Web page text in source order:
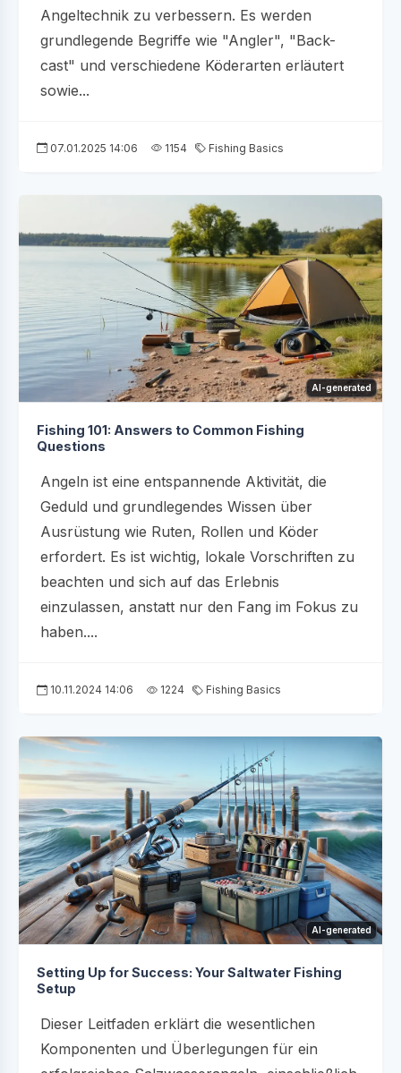
Angeltechnik zu verbessern. Es werden
grundlegende Begriffe wie "Angler", "Back-
cast" und verschiedene Köderarten erläutert
sowie...
07.01.2025 14:06 1154 Fishing Basics
AI-generated
Fishing 101: Answers to Common Fishing
Questions
Angeln ist eine entspannende Aktivität, die
Geduld und grundlegendes Wissen über
Ausrüstung wie Ruten, Rollen und Köder
erfordert. Es ist wichtig, lokale Vorschriften zu
beachten und sich auf das Erlebnis
einzulassen, anstatt nur den Fang im Fokus zu
haben....
10.11.2024 14:06 1224 Fishing Basics
AI-generated
Setting Up for Success: Your Saltwater Fishing
Setup
Dieser Leitfaden erklärt die wesentlichen
Komponenten und Überlegungen für ein